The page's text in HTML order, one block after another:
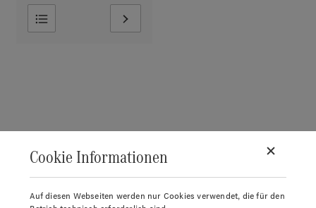
Cookie Informationen
Auf diesen Webseiten werden nur Cookies verwendet, die für den